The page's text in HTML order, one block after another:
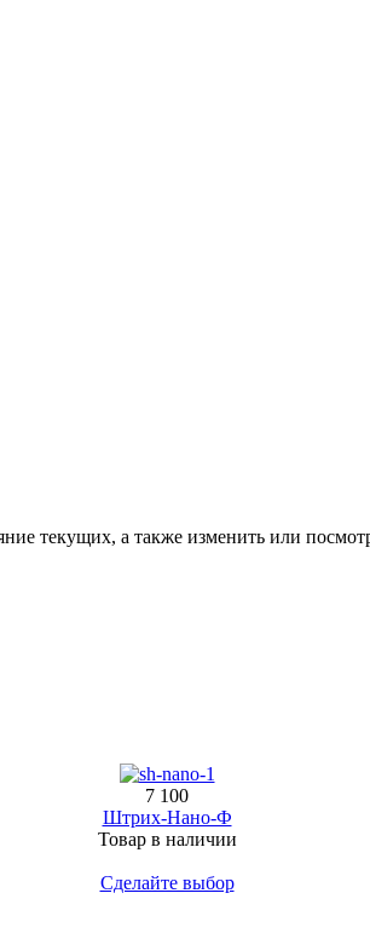
текущих, а также изменить или
7 100
Штрих-Нано-Ф
Товар в наличии
Сделайте выбор